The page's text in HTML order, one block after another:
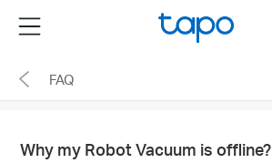
the
navigation
Menu
FAQ
Why my Robot Vacuum is offline?